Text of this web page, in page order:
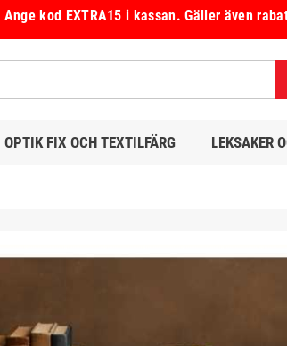
Ange kod EXTRA15 i kassan.Gäller även
OPTIK FIX OCH TEXTILFÄRG LEKSAKER